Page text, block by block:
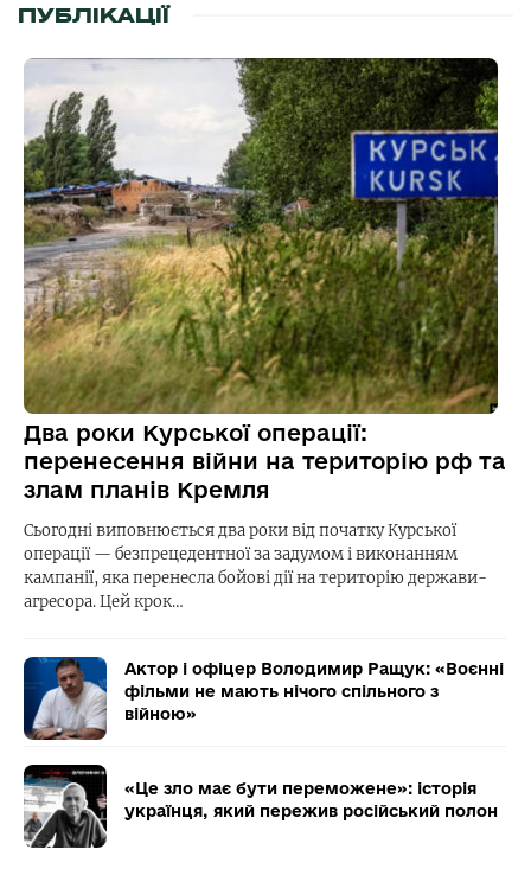
ПУБЛІКАЦІЇ
Два роки Курської операції:
перенесення війни на територію рф та
злам планів Кремля
Сьогодні виповнюється два роки від початку Курської
операції — безпрецедентної за задумом і виконанням
кампанії, яка перенесла бойові дії на територію держави-
агресора. Цей крок…
Актор і офіцер Володимир Ращук: «Воєнні
фільми не мають нічого спільного з
війною»
«Це зло має бути переможене»: історія
українця, який пережив російський полон